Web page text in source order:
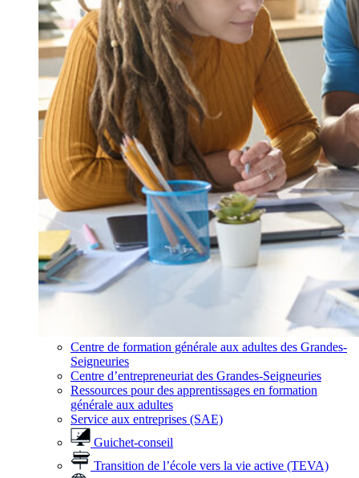
Centre de formation générale aux adultes des Grandes-
Seigneuries
Centre d’entrepreneuriat des Grandes-Seigneuries
Ressources pour des apprentissages en formation
générale aux adultes
Service aux entreprises (SAE)
Guichet-conseil
Transition de l’école vers la vie active (TEVA)